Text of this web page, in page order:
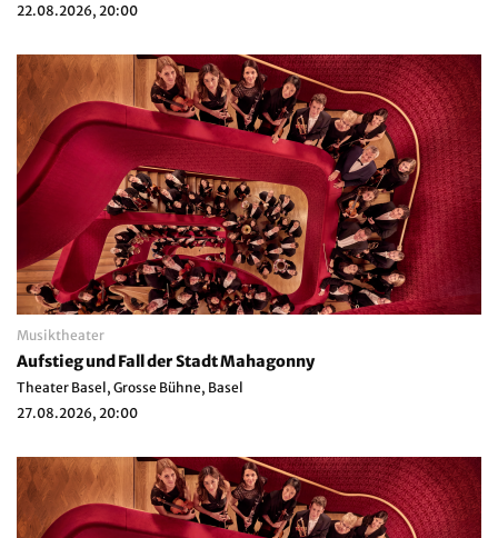
22.08.2026, 20:00
Musiktheater
Aufstieg und Fall der Stadt Mahagonny
Theater Basel, Grosse Bühne, Basel
27.08.2026, 20:00